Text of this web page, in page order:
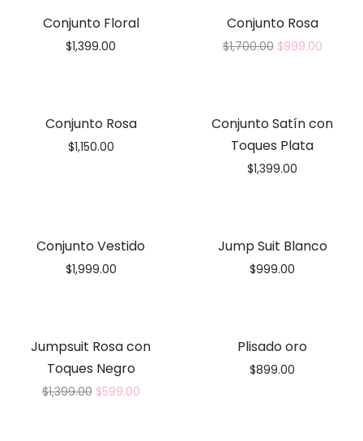
Conjunto Floral
$1,399.00
Conjunto Rosa
$1,700.00 $999.00
Conjunto Rosa
$1,150.00
Conjunto Satín con
Toques Plata
$1,399.00
Conjunto Vestido
$1,999.00
Jump Suit Blanco
$999.00
Jumpsuit Rosa con
Toques Negro
$1,399.00 $599.00
Plisado oro
$899.00